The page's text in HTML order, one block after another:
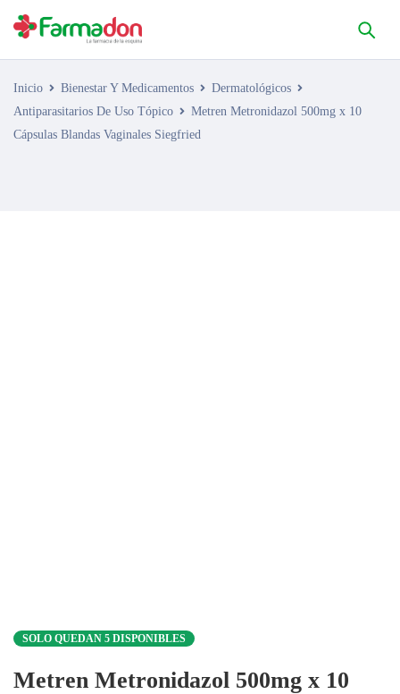
Inicio Bienestar Y Medicamentos
Dermatológicos
Antiparasitarios De Uso Tópico
Metren Metronidazol 500mg x 10
Cápsulas Blandas Vaginales Siegfried
SOLO QUEDAN 5 DISPONIBLES
Metren Metronidazol 500mg x 10